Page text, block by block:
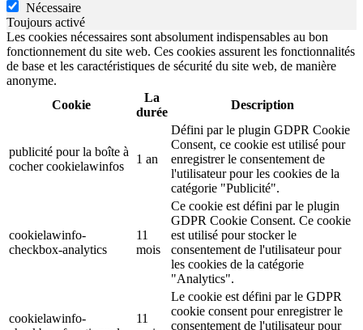
Nécessaire
Toujours activé
Les cookies nécessaires sont absolument indispensables au bon
fonctionnement du site web. Ces cookies assurent les fonctionnalités
de base et les caractéristiques de sécurité du site web, de manière
anonyme.
Cookie
La
durée
Description
publicité pour la boîte à
cocher cookielawinfos
1 an
Défini par le plugin GDPR Cookie
Consent, ce cookie est utilisé pour
enregistrer le consentement de
l'utilisateur pour les cookies de la
catégorie "Publicité".
cookielawinfo-
checkbox-analytics
11
mois
Ce cookie est défini par le plugin
GDPR Cookie Consent. Ce cookie
est utilisé pour stocker le
consentement de l'utilisateur pour
les cookies de la catégorie
"Analytics".
cookielawinfo-
11
Le cookie est défini par le GDPR
cookie consent pour enregistrer le
consentement de l'utilisateur pour